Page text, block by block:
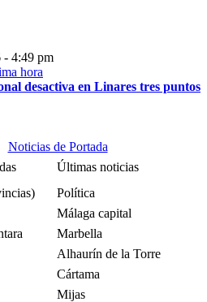
- 4:49 pm
desactiva en Linares tres puntos
Noticias de Portada
Últimas noticias
Política
Málaga capital
Marbella
Alhaurín de la Torre
Cártama
Mijas